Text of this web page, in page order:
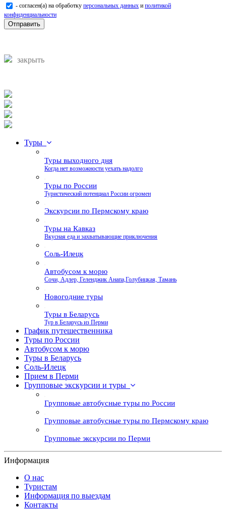
- согласен(а) на обработку персональных данных и политикой
конфиденциальности
Отправить
закрыть
Туры
Туры выходного дня
Когда нет возможности уехать надолго
Туры по России
Туристический потенциал России огромен
Экскурсии по Пермскому краю
Туры на Кавказ
Вкусная еда и захватывающие приключения
Соль-Илецк
Автобусом к морю
Сочи, Адлер, Геленджик Анапа,Голубицкая, Тамань
Новогодние туры
Туры в Беларусь
Тур в Беларусь из Перми
График путешественника
Туры по России
Автобусом к морю
Туры в Беларусь
Соль-Илецк
Прием в Перми
Групповые экскурсии и туры
Групповые автобусные туры по России
Групповые автобусные туры по Пермскому краю
Групповые экскурсии по Перми
Информация
О нас
Туристам
Информация по выездам
Контакты